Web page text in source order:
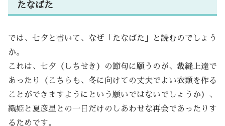
たなばた
では、七夕と書いて、なぜ「たなばた」と読むのでしょう
か。
これは、七夕（しちせき）の節句に願うのが、裁縫上達で
あったり（こちらも、冬に向けての丈夫でよい衣類を作る
ことができますようにという願いではないでしょうか）、
織姫と夏彦星との一日だけのしあわせな再会であったりす
るためです。